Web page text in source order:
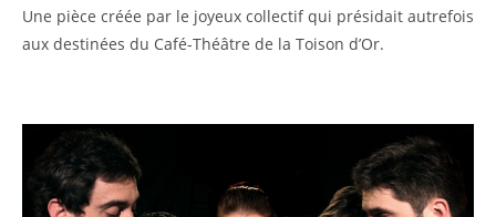
Une pièce créée par le joyeux collectif qui présidait autrefois
aux destinées du Café-Théâtre de la Toison d’Or.